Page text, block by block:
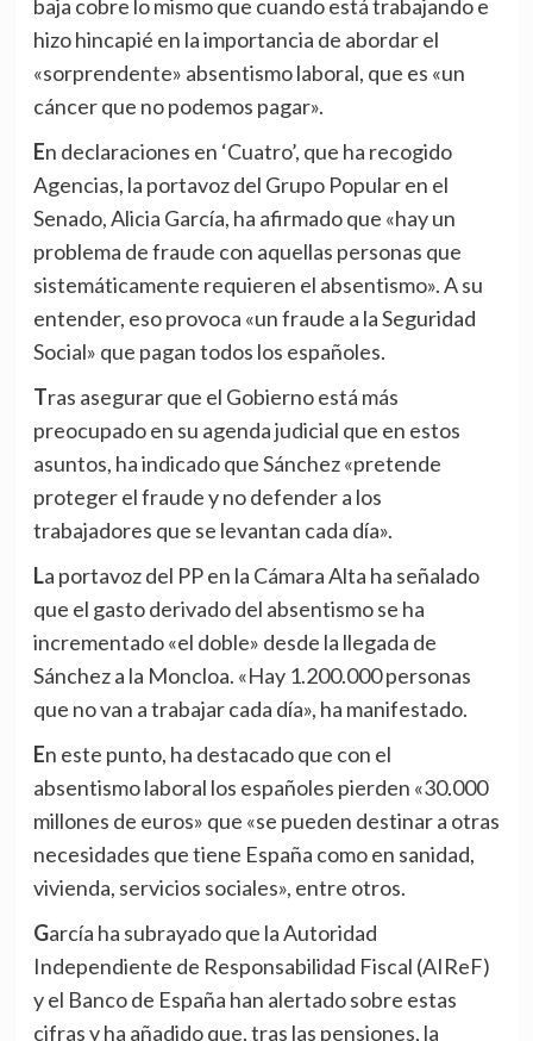
baja cobre lo mismo que cuando está trabajando e
hizo hincapié en la importancia de abordar el
«sorprendente» absentismo laboral, que es «un
cáncer que no podemos pagar».
En declaraciones en ‘Cuatro’, que ha recogido
Agencias, la portavoz del Grupo Popular en el
Senado, Alicia García, ha afirmado que «hay un
problema de fraude con aquellas personas que
sistemáticamente requieren el absentismo». A su
entender, eso provoca «un fraude a la Seguridad
Social» que pagan todos los españoles.
Tras asegurar que el Gobierno está más
preocupado en su agenda judicial que en estos
asuntos, ha indicado que Sánchez «pretende
proteger el fraude y no defender a los
trabajadores que se levantan cada día».
La portavoz del PP en la Cámara Alta ha señalado
que el gasto derivado del absentismo se ha
incrementado «el doble» desde la llegada de
Sánchez a la Moncloa. «Hay 1.200.000 personas
que no van a trabajar cada día», ha manifestado.
En este punto, ha destacado que con el
absentismo laboral los españoles pierden «30.000
millones de euros» que «se pueden destinar a otras
necesidades que tiene España como en sanidad,
vivienda, servicios sociales», entre otros.
García ha subrayado que la Autoridad
Independiente de Responsabilidad Fiscal (AIReF)
y el Banco de España han alertado sobre estas
cifras y ha añadido que, tras las pensiones, la